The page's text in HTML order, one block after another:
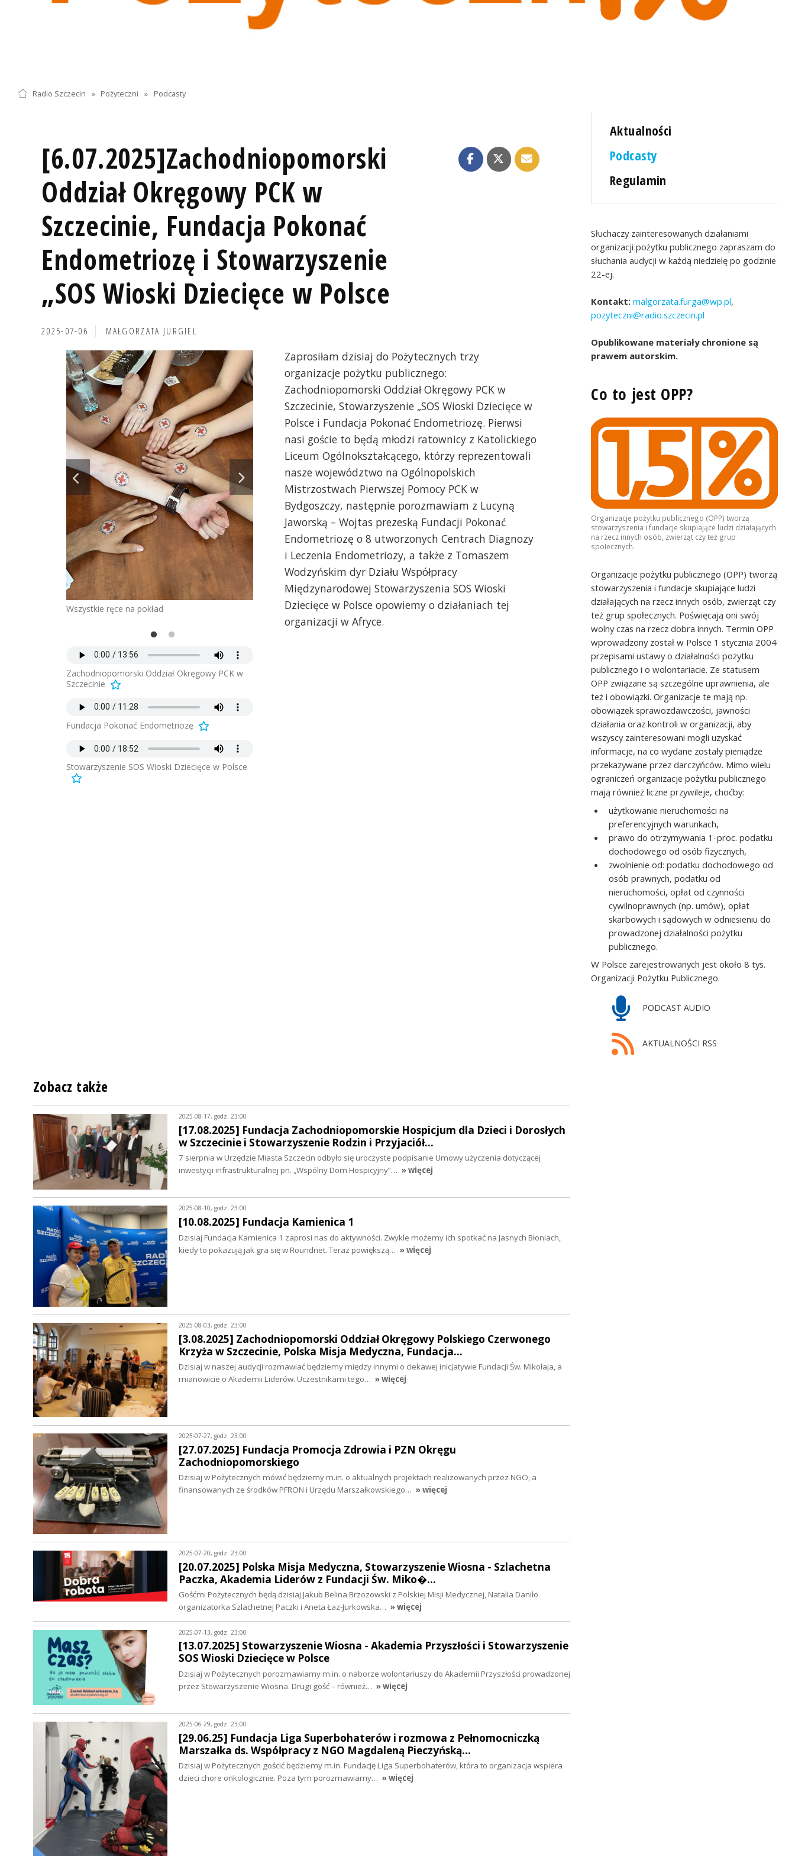
Radio Szczecin » Pożyteczni » Podcasty
[6.07.2025]Zachodniopomorski
Oddział Okręgowy PCK w
Szczecinie, Fundacja Pokonać
Endometriozę i Stowarzyszenie
„SOS Wioski Dziecięce w Polsce
2025-07-06 MAŁGORZATA JURGIEL
Wszystkie ręce na pokład
Drużyna z Katolickiego Liceum
Ogólnokształcącego w Szczecinie
Wszystkie ręce na pokład
Drużyna z Katolickiego Liceum
Ogólnokształcącego w Szczecinie
Zachodniopomorski Oddział Okręgowy PCK w
Szczecinie
Fundacja Pokonać Endometriozę
Stowarzyszenie SOS Wioski Dziecięce w Polsce
Zaprosiłam dzisiaj do Pożytecznych trzy
organizacje pożytku publicznego:
Zachodniopomorski Oddział Okręgowy PCK w
Szczecinie, Stowarzyszenie „SOS Wioski Dziecięce w
Polsce i Fundacja Pokonać Endometriozę. Pierwsi
nasi goście to będą młodzi ratownicy z Katolickiego
Liceum Ogólnokształcącego, którzy reprezentowali
nasze województwo na Ogólnopolskich
Mistrzostwach Pierwszej Pomocy PCK w
Bydgoszczy, następnie porozmawiam z Lucyną
Jaworską – Wojtas prezeską Fundacji Pokonać
Endometriozę o 8 utworzonych Centrach Diagnozy
i Leczenia Endometriozy, a także z Tomaszem
Wodzyńskim dyr Działu Współpracy
Międzynarodowej Stowarzyszenia SOS Wioski
Dziecięce w Polsce opowiemy o działaniach tej
organizacji w Afryce.
Aktualności
Podcasty
Regulamin
Słuchaczy zainteresowanych działaniami
organizacji pożytku publicznego zapraszam do
słuchania audycji w każdą niedzielę po godzinie
22-ej.
Kontakt: malgorzata.furga@wp.pl,
pozyteczni@radio.szczecin.pl
Opublikowane materiały chronione są
prawem autorskim.
Co to jest OPP?
Organizacje pożytku publicznego (OPP) tworzą
stowarzyszenia i fundacje skupiające ludzi działających
na rzecz innych osób, zwierząt czy też grup
społecznych.
Organizacje pożytku publicznego (OPP) tworzą
stowarzyszenia i fundacje skupiające ludzi
działających na rzecz innych osób, zwierząt czy
też grup społecznych. Poświęcają oni swój
wolny czas na rzecz dobra innych. Termin OPP
wprowadzony został w Polsce 1 stycznia 2004
przepisami ustawy o działalności pożytku
publicznego i o wolontariacie. Ze statusem
OPP związane są szczególne uprawnienia, ale
też i obowiązki. Organizacje te mają np.
obowiązek sprawozdawczości, jawności
działania oraz kontroli w organizacji, aby
wszyscy zainteresowani mogli uzyskać
informacje, na co wydane zostały pieniądze
przekazywane przez darczyńców. Mimo wielu
ograniczeń organizacje pożytku publicznego
mają również liczne przywileje, choćby:
użytkowanie nieruchomości na
preferencyjnych warunkach,
prawo do otrzymywania 1-proc. podatku
dochodowego od osób fizycznych,
zwolnienie od: podatku dochodowego od
osób prawnych, podatku od
nieruchomości, opłat od czynności
cywilnoprawnych (np. umów), opłat
skarbowych i sądowych w odniesieniu do
prowadzonej działalności pożytku
publicznego.
W Polsce zarejestrowanych jest około 8 tys.
Organizacji Pożytku Publicznego.
PODCAST AUDIO
AKTUALNOŚCI RSS
Zobacz także
2025-08-17, godz. 23:00
[17.08.2025] Fundacja Zachodniopomorskie Hospicjum dla Dzieci i Dorosłych
w Szczecinie i Stowarzyszenie Rodzin i Przyjaciół…
7 sierpnia w Urzędzie Miasta Szczecin odbyło się uroczyste podpisanie Umowy użyczenia dotyczącej
inwestycji infrastrukturalnej pn. „Wspólny Dom Hospicyjny”… » więcej
2025-08-10, godz. 23:00
[10.08.2025] Fundacja Kamienica 1
Dzisiaj Fundacja Kamienica 1 zaprosi nas do aktywności. Zwykle możemy ich spotkać na Jasnych Błoniach,
kiedy to pokazują jak gra się w Roundnet. Teraz powiększą… » więcej
2025-08-03, godz. 23:00
[3.08.2025] Zachodniopomorski Oddział Okręgowy Polskiego Czerwonego
Krzyża w Szczecinie, Polska Misja Medyczna, Fundacja…
Dzisiaj w naszej audycji rozmawiać będziemy między innymi o ciekawej inicjatywie Fundacji Św. Mikołaja, a
mianowicie o Akademii Liderów. Uczestnikami tego… » więcej
2025-07-27, godz. 23:00
[27.07.2025] Fundacja Promocja Zdrowia i PZN Okręgu
Zachodniopomorskiego
Dzisiaj w Pożytecznych mówić będziemy m.in. o aktualnych projektach realizowanych przez NGO, a
finansowanych ze środków PFRON i Urzędu Marszałkowskiego… » więcej
2025-07-20, godz. 23:00
[20.07.2025] Polska Misja Medyczna, Stowarzyszenie Wiosna - Szlachetna
Paczka, Akademia Liderów z Fundacji Św. Miko�…
Gośćmi Pożytecznych będą dzisiaj Jakub Belina Brzozowski z Polskiej Misji Medycznej, Natalia Daniło
organizatorka Szlachetnej Paczki i Aneta Łaz-Jurkowska… » więcej
2025-07-13, godz. 23:00
[13.07.2025] Stowarzyszenie Wiosna - Akademia Przyszłości i Stowarzyszenie
SOS Wioski Dziecięce w Polsce
Dzisiaj w Pożytecznych porozmawiamy m.in. o naborze wolontariuszy do Akademii Przyszłości prowadzonej
przez Stowarzyszenie Wiosna. Drugi gość – również… » więcej
2025-06-29, godz. 23:00
[29.06.25] Fundacja Liga Superbohaterów i rozmowa z Pełnomocniczką
Marszałka ds. Współpracy z NGO Magdaleną Pieczyńską…
Dzisiaj w Pożytecznych gościć będziemy m.in. Fundację Liga Superbohaterów, która to organizacja wspiera
dzieci chore onkologicznie. Poza tym porozmawiamy… » więcej